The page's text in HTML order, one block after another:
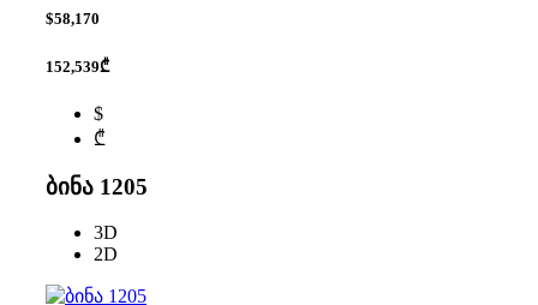
$58,170
152,539₾
$
₾
ბინა 1205
3D
2D